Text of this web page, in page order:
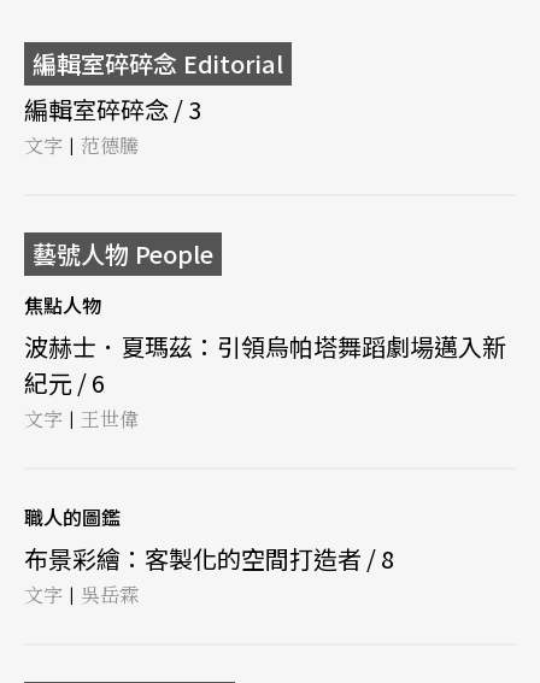
編輯室碎碎念 Editorial
編輯室碎碎念 / 3
文字 | 范德騰
藝號人物 People
焦點人物
波赫士．夏瑪茲：引領烏帕塔舞蹈劇場邁入新
紀元 / 6
文字 | 王世偉
職人的圖鑑
布景彩繪：客製化的空間打造者 / 8
文字 | 吳岳霖